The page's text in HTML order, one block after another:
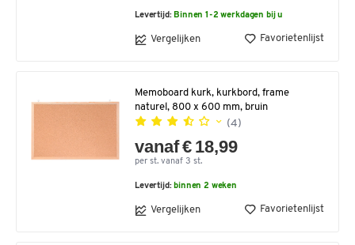
Levertijd: Binnen 1-2 werkdagen bij u
Vergelijken Favorietenlijst
Memoboard kurk, kurkbord, frame
naturel, 800 x 600 mm, bruin
(4)
vanaf € 18,99
per st. vanaf 3 st.
Levertijd: binnen 2 weken
Vergelijken Favorietenlijst